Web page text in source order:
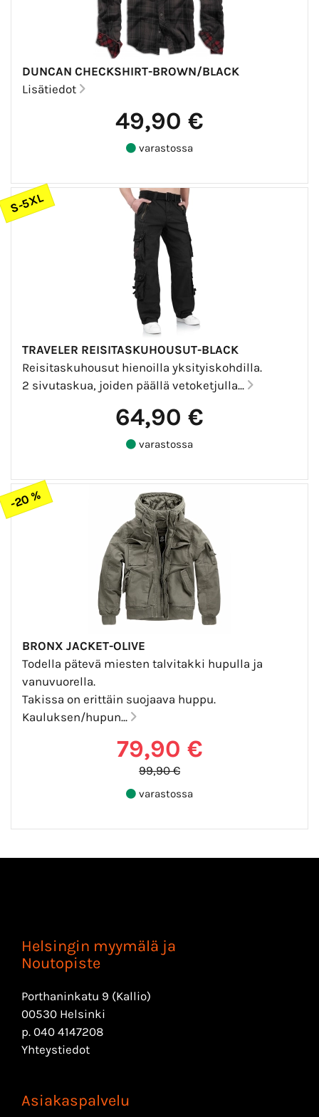
DUNCAN CHECKSHIRT-BROWN/BLACK
Lisätiedot
49,90 €
varastossa
S-5XL
TRAVELER REISITASKUHOUSUT-BLACK
Reisitaskuhousut hienoilla yksityiskohdilla.
2 sivutaskua, joiden päällä vetoketjulla...
64,90 €
varastossa
-20 %
BRONX JACKET-OLIVE
Todella pätevä miesten talvitakki hupulla ja
vanuvuorella.
Takissa on erittäin suojaava huppu.
Kauluksen/hupun...
79,90 €
99,90 €
varastossa
Helsingin myymälä ja
Noutopiste
Porthaninkatu 9 (Kallio)
00530 Helsinki
p. 040 4147208
Yhteystiedot
Asiakaspalvelu